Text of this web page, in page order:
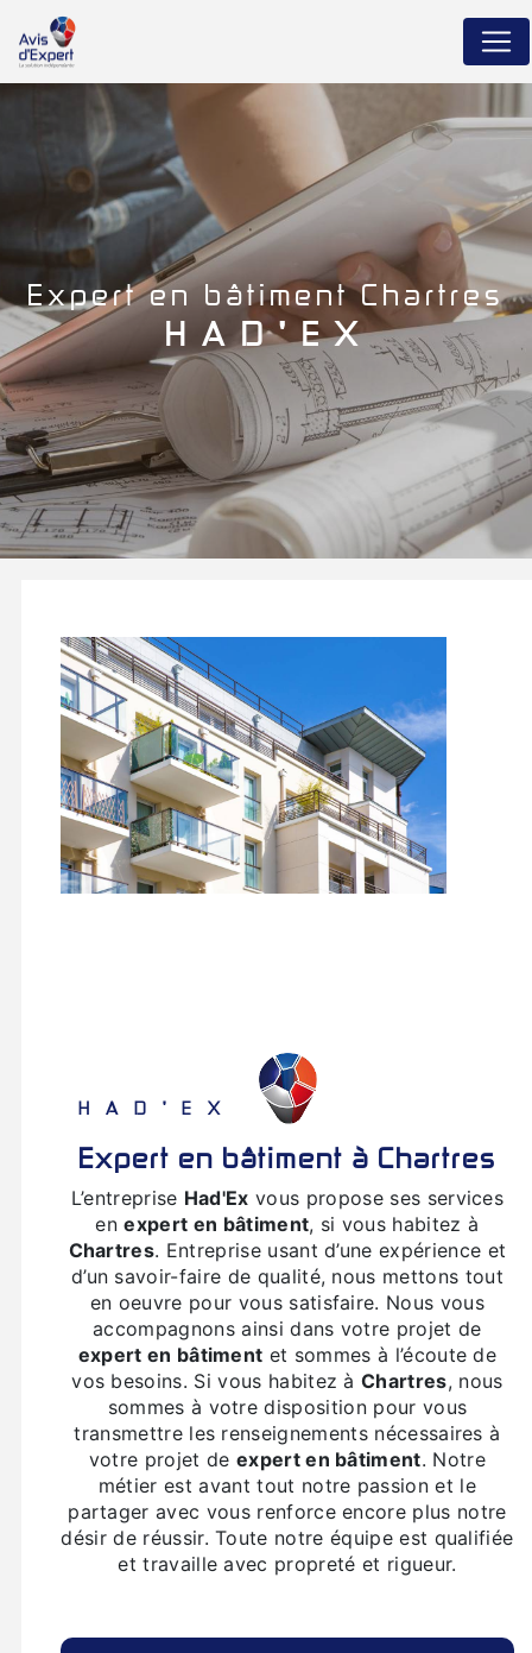
expert en bâtiment Chartres
HAD'EX
HAD'EX
expert en bâtiment à Chartres
L’entreprise Had'Ex vous propose ses services
enexpert en bâtiment, si vous habitez à
Chartres. Entreprise usant d’une expérience et
d’un savoir-faire de qualité, nous mettons tout
en oeuvre pour vous satisfaire. Nous vous
accompagnons ainsi dans votre projet de
expert en bâtiment et sommes à l’écoute de
vos besoins. Si vous habitez àChartres, nous
sommes à votre disposition pour vous
transmettre les renseignements nécessaires à
votre projet de expert en bâtiment. Notre
métier est avant tout notre passion et le
partager avec vous renforce encore plus notre
désir de réussir. Toute notre équipe est qualifiée
et travaille avec propreté et rigueur.
Panneau de gestion des cookies